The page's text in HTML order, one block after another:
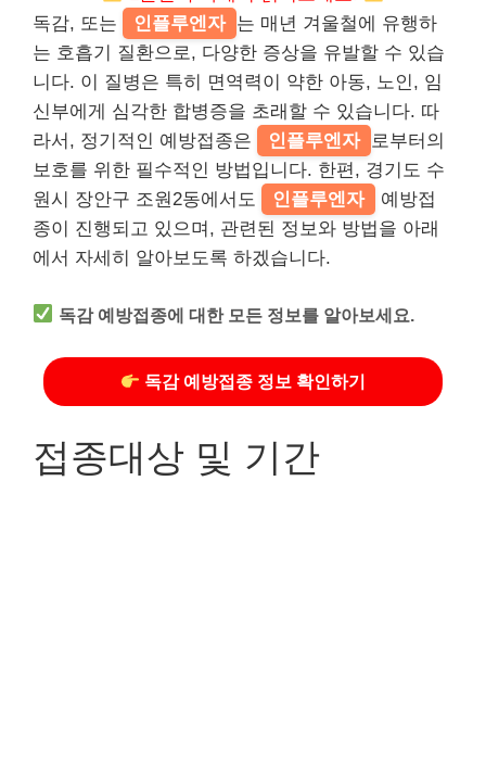
독감, 또는
인플루엔자 는 매년 겨울철에 유행하
는 호흡기 질환으로, 다양한 증상을 유발할 수 있습
니다. 이 질병은 특히 면역력이 약한 아동, 노인, 임
신부에게 심각한 합병증을 초래할 수 있습니다. 따
라서, 정기적인 예방접종은
인플루엔자 로부터의
보호를 위한 필수적인 방법입니다. 한편, 경기도 수
원시 장안구 조원2동에서도
인플루엔자
예방접
종이 진행되고 있으며, 관련된 정보와 방법을 아래
에서 자세히 알아보도록 하겠습니다.
독감 예방접종에 대한 모든 정보를 알아보세요.
독감 예방접종 정보 확인하기
접종대상 및 기간